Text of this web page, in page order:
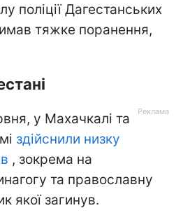
поліції Дагестанських
тяжке поранення,
у Махачкалі та
здійснили низку
, зокрема на
та православну
якої загинув.